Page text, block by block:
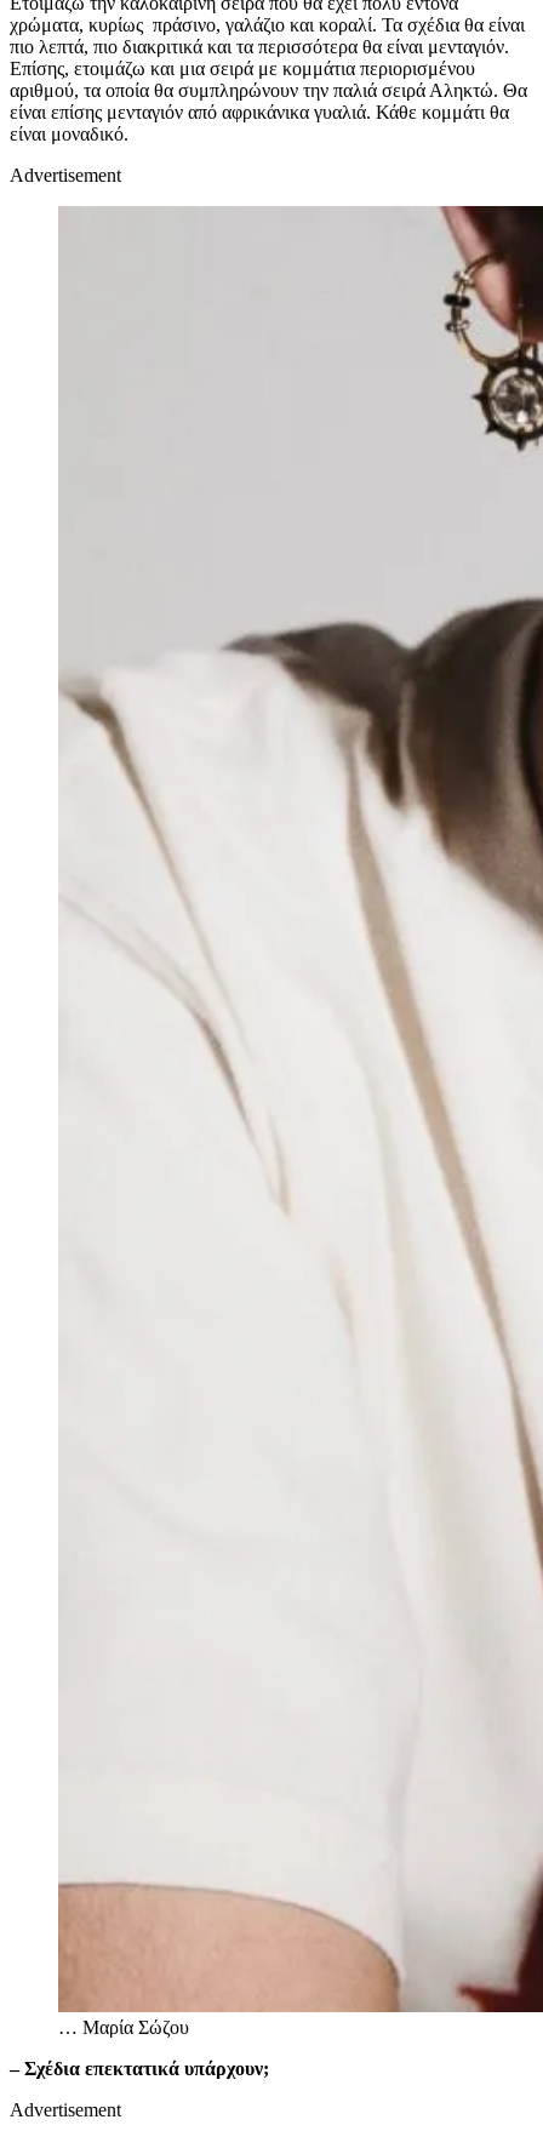
χρώματα, κυρίως πράσινο, γαλάζιο και κοραλί. Τα σχέδια θα είναι
πιο λεπτά, πιο διακριτικά και τα περισσότερα θα είναι μενταγιόν.
Επίσης, ετοιμάζω και μια σειρά με κομμάτια περιορισμένου
αριθμού, τα οποία θα συμπληρώνουν την παλιά σειρά Αληκτώ. Θα
είναι επίσης μενταγιόν από αφρικάνικα γυαλιά. Κάθε κομμάτι θα
είναι μοναδικό.
Advertisement
… Μαρία Σώζου
– Σχέδια επεκτατικά υπάρχουν;
Advertisement